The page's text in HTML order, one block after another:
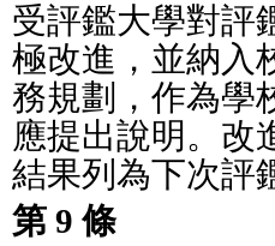
受評鑑大學對評
極改進，並納入
務規劃，作為學
應提出說明。改
結果列為下次評
第 9 條